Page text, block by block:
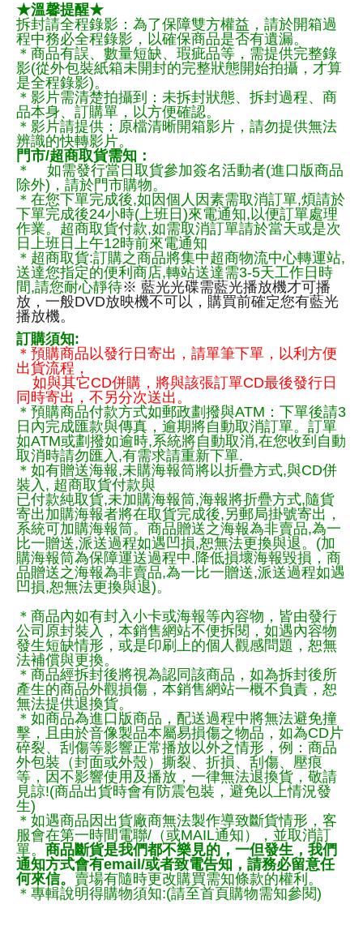
★溫馨提醒★
拆封請全程錄影：為了保障雙方權益，請於開箱過
程中務必全程錄影，以確保商品是否有遺漏。
＊商品有誤、數量短缺、瑕疵品等，需提供完整錄
影(從外包裝紙箱未開封的完整狀態開始拍攝，才算
是全程錄影)。
＊影片需清楚拍攝到：未拆封狀態、拆封過程、商
品本身、訂購單，以方便確認。
＊影片請提供：原檔清晰開箱影片，請勿提供無法
辨識的快轉影片。
門市/超商取貨需知：
＊ 如需發行當日取貨參加簽名活動者(進口版商品
除外)，請於門市購物。
＊在您下單完成後,如因個人因素需取消訂單,煩請於
下單完成後24小時(上班日)來電通知,以便訂單處理
作業。超商取貨付款,如需取消訂單請於當天或是次
日上班日上午12時前來電通知
＊超商取貨:訂購之商品將集中超商物流中心轉運站,
送達您指定的便利商店,轉站送達需3-5天工作日時
間,請您耐心靜待※ 藍光光碟需藍光播放機才可播
放，一般DVD放映機不可以，購買前確定您有藍光
播放機。
訂購須知:
＊預購商品以發行日寄出，請單筆下單，以利方便
出貨流程，
如與其它CD併購，將與該張訂單CD最後發行日
同時寄出，不另分次送出。
＊預購商品付款方式如郵政劃撥與ATM：下單後請3
日內完成匯款與傳真，逾期將自動取消訂單。訂單
如ATM或劃撥如逾時,系統將自動取消,在您收到自動
取消時請勿匯入,有需求請重新下單.
＊如有贈送海報,未購海報筒將以折疊方式,與CD併
裝入, 超商取貨付款與
已付款純取貨,未加購海報筒,海報將折疊方式,隨貨
寄出加購海報者將在取貨完成後,另郵局掛號寄出，
系統可加購海報筒。商品贈送之海報為非賣品,為一
比一贈送,派送過程如遇凹損,恕無法更換與退。(加
購海報筒為保障運送過程中.降低損壞海報毀損，商
品贈送之海報為非賣品,為一比一贈送,派送過程如遇
凹損,恕無法更換與退)。
＊商品內如有封入小卡或海報等內容物，皆由發行
公司原封裝入，本銷售網站不便拆閱，如遇內容物
發生短缺情形，或是印刷上的個人觀感問題，恕無
法補償與更換。
＊商品經拆封後將視為認同該商品，如為拆封後所
產生的商品外觀損傷，本銷售網站一概不負責，恕
無法提供退換貨。
＊如商品為進口版商品，配送過程中將無法避免撞
擊，且由於音像製品本屬易損傷之物品，如為CD片
碎裂、刮傷等影響正常播放以外之情形，例：商品
外包裝（封面或外殼）撕裂、折損、刮傷、壓痕
等，因不影響使用及播放，一律無法退換貨，敬請
見諒!(商品出貨時會有防震包裝，避免以上情況發
生)
＊如遇商品因出貨廠商無法製作導致斷貨情形，客
服會在第一時間電聯/（或MAIL通知），並取消訂
單。 商品斷貨是我們都不樂見的，一但發生，我們
通知方式會有email/或者致電告知，請務必留意任
何來信。 賣場有隨時更改購買需知條款的權利。
＊專輯說明得購物須知:(請至首頁購物需知參閱)